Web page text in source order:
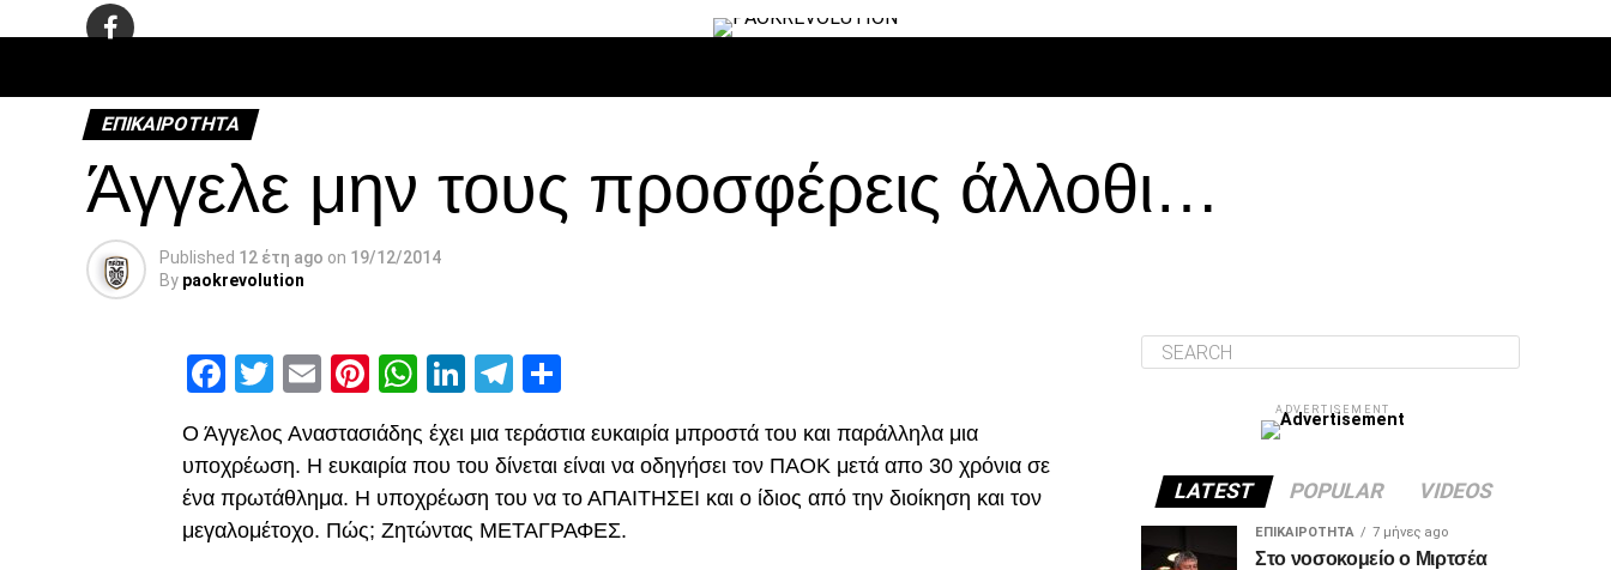
ΕΠΙΚΑΙΡΌΤΗΤΑ
Άγγελε μην τους προσφέρεις άλλοθι…
Published 12 έτη ago on 19/12/2014
By paokrevolution
Facebook
Twitter
EmailPinterest
WhatsApp
LinkedIn
Telegram
Ο Άγγελος Αναστασιάδης έχει μια τεράστια ευκαιρία μπροστά του και παράλληλα μια
υποχρέωση. Η ευκαιρία που του δίνεται είναι να οδηγήσει τον ΠΑΟΚ μετά απο 30 χρόνια σε
ένα πρωτάθλημα. Η υποχρέωση του να το ΑΠΑΙΤΗΣΕΙ και ο ίδιος από την διοίκηση και τον
μεγαλομέτοχο. Πώς; Ζητώντας ΜΕΤΑΓΡΑΦΕΣ.
ADVERTISEMENT
LATEST POPULAR VIDEOS
ΕΠΙΚΑΙΡΌΤΗΤΑ 7 μήνες ago
Στο νοσοκομείο ο Μιρτσέα